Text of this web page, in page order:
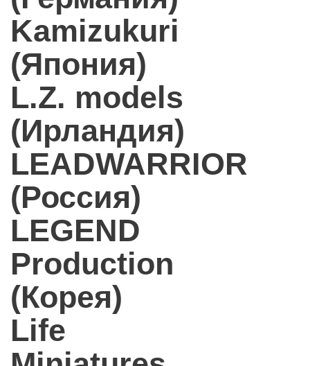
Kamizukuri
(Япония)
L.Z. models
(Ирландия)
LEADWARRIOR
(Россия)
LEGEND
Production
(Корея)
Life